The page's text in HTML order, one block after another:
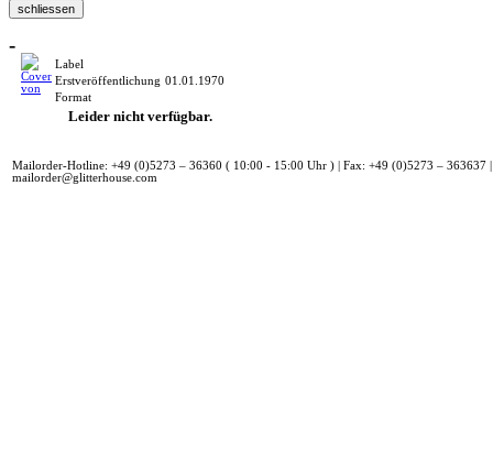
-
Label
Erstveröffentlichung 01.01.1970
Format
Leider nicht verfügbar.
Mailorder-Hotline: +49 (0)5273 – 36360 ( 10:00 - 15:00 Uhr ) | Fax: +49 (0)5273 – 363637
mailorder@glitterhouse.com